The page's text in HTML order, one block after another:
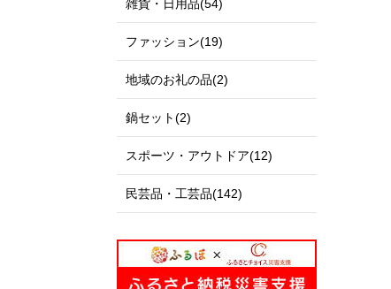
雑貨・日用品(54)
ファッション(19)
地域のお礼の品(2)
鍋セット(2)
スポーツ・アウトドア(12)
民芸品・工芸品(142)